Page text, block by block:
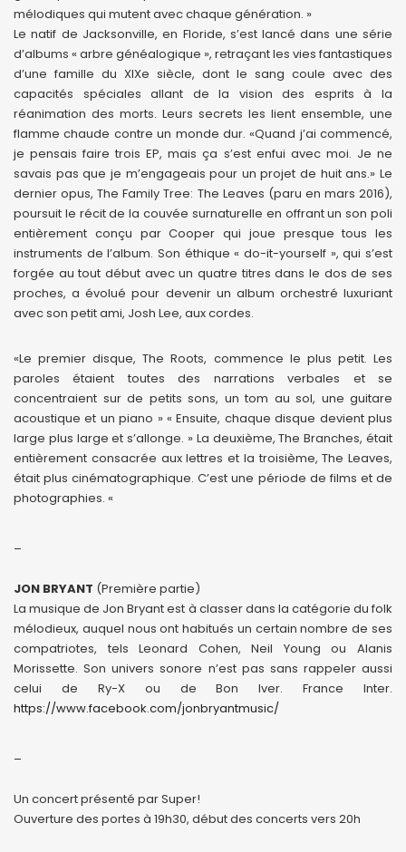
mélodiques qui mutent avec chaque génération. »
Le natif de Jacksonville, en Floride, s’est lancé dans une série
d’albums « arbre généalogique », retraçant les vies fantastiques
d’une famille du XIXe siècle, dont le sang coule avec des
capacités spéciales allant de la vision des esprits à la
réanimation des morts. Leurs secrets les lient ensemble, une
flamme chaude contre un monde dur. «Quand j’ai commencé,
je pensais faire trois EP, mais ça s’est enfui avec moi. Je ne
savais pas que je m’engageais pour un projet de huit ans.» Le
dernier opus, The Family Tree: The Leaves (paru en mars 2016),
poursuit le récit de la couvée surnaturelle en offrant un son poli
entièrement conçu par Cooper qui joue presque tous les
instruments de l’album. Son éthique « do-it-yourself », qui s’est
forgée au tout début avec un quatre titres dans le dos de ses
proches, a évolué pour devenir un album orchestré luxuriant
avec son petit ami, Josh Lee, aux cordes.
«Le premier disque, The Roots, commence le plus petit. Les
paroles étaient toutes des narrations verbales et se
concentraient sur de petits sons, un tom au sol, une guitare
acoustique et un piano » « Ensuite, chaque disque devient plus
large plus large et s’allonge. » La deuxième, The Branches, était
entièrement consacrée aux lettres et la troisième, The Leaves,
était plus cinématographique. C’est une période de films et de
photographies. «
JON BRYANT (Première partie)
La musique de Jon Bryant est à classer dans la catégorie du folk
mélodieux, auquel nous ont habitués un certain nombre de ses
compatriotes, tels Leonard Cohen, Neil Young ou Alanis
Morissette. Son univers sonore n’est pas sans rappeler aussi
celui de Ry-X ou de Bon Iver. France Inter.
https://www.facebook.com/jonbryantmusic/
Un concert présenté par Super!
Ouverture des portes à 19h30, début des concerts vers 20h